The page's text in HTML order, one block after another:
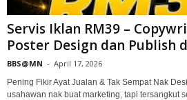
Servis Iklan RM39 –
Poster Design dan Publish
BBS@MN - April 17, 2026
Pening Fikir Ayat Jualan & Tak Sempat Nak
usahawan nak buat marketing, tapi tersangkut